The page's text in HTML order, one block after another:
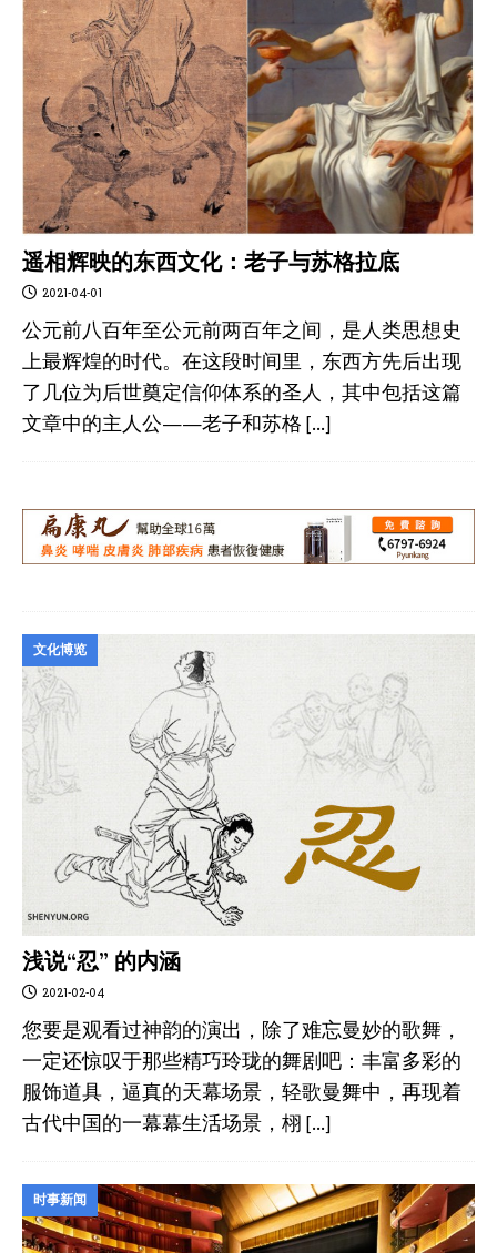
遥相辉映的东西文化：老子与苏格拉底
2021-04-01
公元前八百年至公元前两百年之间，是人类思想史
上最辉煌的时代。在这段时间里，东西方先后出现
了几位为后世奠定信仰体系的圣人，其中包括这篇
文章中的主人公——老子和苏格 […]
文化博览
浅说“忍” 的内涵
2021-02-04
您要是观看过神韵的演出，除了难忘曼妙的歌舞，
一定还惊叹于那些精巧玲珑的舞剧吧：丰富多彩的
服饰道具，逼真的天幕场景，轻歌曼舞中，再现着
古代中国的一幕幕生活场景，栩 […]
时事新闻